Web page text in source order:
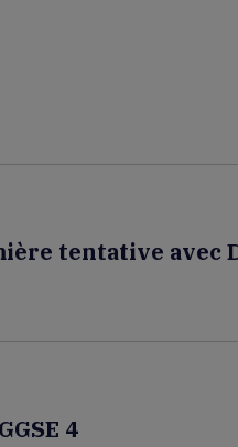
tentative avec
4